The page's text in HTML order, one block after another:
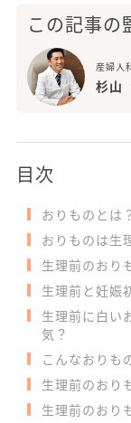
この記事の
産婦人
杉山
目次
おりものとは
おりものは生
生理前のおり
生理前と妊娠
生理前に白い
気？
こんなおりも
生理前のおり
生理前のおり